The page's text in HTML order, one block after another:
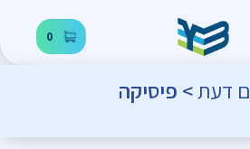
0
דעת> פיסיקה